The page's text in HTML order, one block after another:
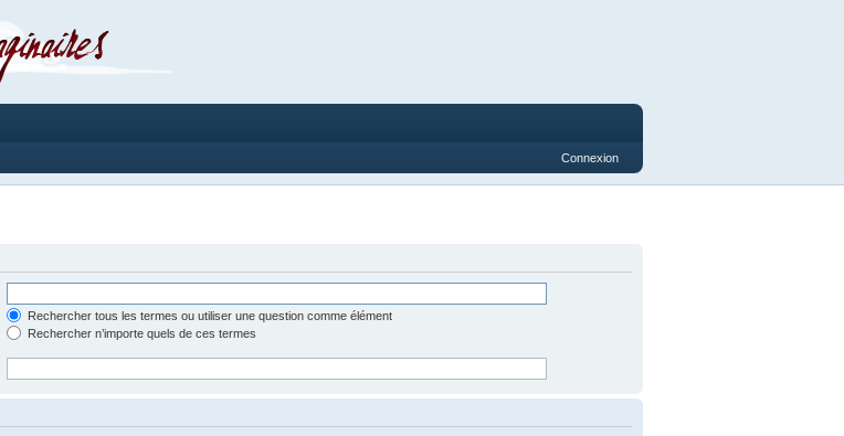
Connexion
Rechercher tous les termes ou utiliser une question comme élément
Rechercher n’importe quels de ces termes